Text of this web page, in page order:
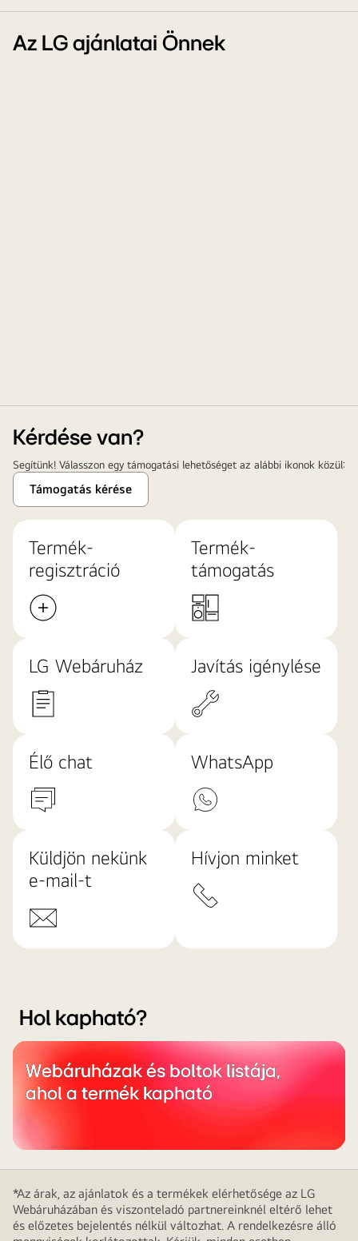
Az LG ajánlatai Önnek
Kérdése van?
Segítünk! Válasszon egy támogatási lehetőséget az alábbi ikonok közül:
Támogatás kérése
Termék-
regisztráció
Termék-
támogatás
LG Webáruház Javítás igénylése
Élő chat WhatsApp
Küldjön nekünk
e-mail-t
Hívjon minket
Hol kapható?
Webáruházak és boltok listája,
ahol a termék kapható
*Az árak, az ajánlatok és a termékek elérhetősége az LG
Webáruházában és viszonteladó partnereinknél eltérő lehet
és előzetes bejelentés nélkül változhat. A rendelkezésre álló